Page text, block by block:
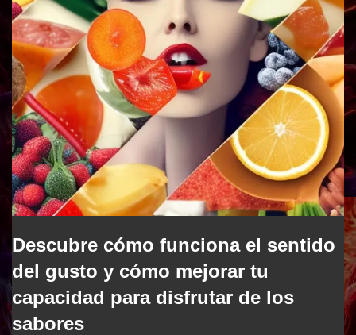
Descubre cómo funciona el sentido
del gusto y cómo mejorar tu
capacidad para disfrutar de los
sabores